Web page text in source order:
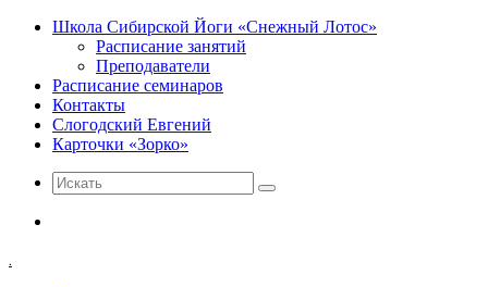
Школа Сибирской Йоги «Снежный Лотос»
Расписание занятий
Преподаватели
Расписание семинаров
Контакты
Слогодский Евгений
Карточки «Зорко»
Искать
.